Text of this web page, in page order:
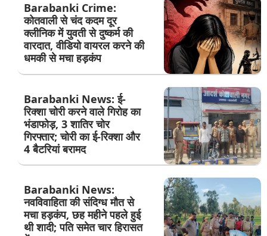
Barabanki Crime:
कोतवाली से चंद कदम दूर
क्लीनिक में युवती से दुष्कर्म की
वारदात, वीडियो वायरल करने की
धमकी से मचा हड़कंप
Barabanki News: ई-
रिक्शा चोरी करने वाले गिरोह का
भंडाफोड़, 3 शातिर चोर
गिरफ्तार; चोरी का ई-रिक्शा और
4 बैटरियां बरामद
Barabanki News:
नवविवाहिता की संदिग्ध मौत से
मचा हड़कंप, छह महीने पहले हुई
थी शादी; पति समेत चार हिरासत